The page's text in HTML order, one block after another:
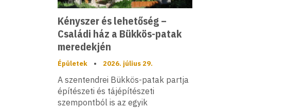
Kényszer és lehetőség –
Családi ház a Bükkös-patak
meredekjén
Épületek • 2026. július 29.
A szentendrei Bükkös-patak partja
építészeti és tájépítészeti
szempontból is az egyik